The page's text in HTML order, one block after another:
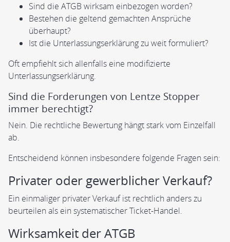
Sind die ATGB wirksam einbezogen worden?
Bestehen die geltend gemachten Ansprüche
überhaupt?
Ist die Unterlassungserklärung zu weit formuliert?
Oft empfiehlt sich allenfalls eine modifizierte
Unterlassungserklärung.
Sind die Forderungen von Lentze Stopper
immer berechtigt?
Nein. Die rechtliche Bewertung hängt stark vom Einzelfall
ab.
Entscheidend können insbesondere folgende Fragen sein:
Privater oder gewerblicher Verkauf?
Ein einmaliger privater Verkauf ist rechtlich anders zu
beurteilen als ein systematischer Ticket-Handel.
Wirksamkeit der ATGB